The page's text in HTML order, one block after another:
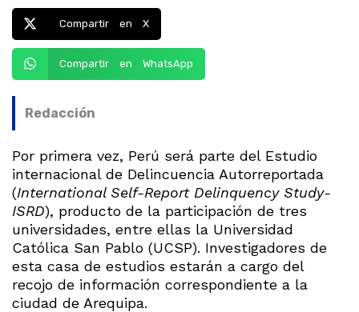
Compartir en X
Compartir en WhatsApp
Redacción
Por primera vez, Perú será parte del Estudio
internacional de Delincuencia Autorreportada
(International Self-Report Delinquency Study-
ISRD), producto de la participación de tres
universidades, entre ellas la Universidad
Católica San Pablo (UCSP). Investigadores de
esta casa de estudios estarán a cargo del
recojo de información correspondiente a la
ciudad de Arequipa.